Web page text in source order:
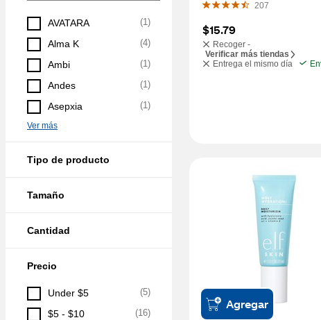
AVATARA (1)
Alma K (4)
Ambi (1)
Andes (1)
Asepxia (1)
Ver más
Tipo de producto
Tamaño
Cantidad
Precio
Under $5 (5)
$5 - $10 (16)
207
$15.79
Recoger -
Verificar más tiendas
Entrega el mismo día
Agregar